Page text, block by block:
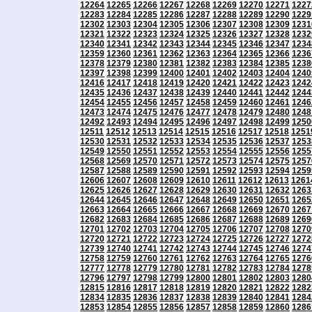
12264 12265 12266 12267 12268 12269 12270 12271
12283 12284 12285 12286 12287 12288 12289 12290
12302 12303 12304 12305 12306 12307 12308 12309
12321 12322 12323 12324 12325 12326 12327 12328
12340 12341 12342 12343 12344 12345 12346 12347
12359 12360 12361 12362 12363 12364 12365 12366
12378 12379 12380 12381 12382 12383 12384 12385
12397 12398 12399 12400 12401 12402 12403 12404
12416 12417 12418 12419 12420 12421 12422 12423
12435 12436 12437 12438 12439 12440 12441 12442
12454 12455 12456 12457 12458 12459 12460 12461
12473 12474 12475 12476 12477 12478 12479 12480
12492 12493 12494 12495 12496 12497 12498 12499
12511 12512 12513 12514 12515 12516 12517 12518
12530 12531 12532 12533 12534 12535 12536 12537
12549 12550 12551 12552 12553 12554 12555 12556
12568 12569 12570 12571 12572 12573 12574 12575
12587 12588 12589 12590 12591 12592 12593 12594
12606 12607 12608 12609 12610 12611 12612 12613
12625 12626 12627 12628 12629 12630 12631 12632
12644 12645 12646 12647 12648 12649 12650 12651
12663 12664 12665 12666 12667 12668 12669 12670
12682 12683 12684 12685 12686 12687 12688 12689
12701 12702 12703 12704 12705 12706 12707 12708
12720 12721 12722 12723 12724 12725 12726 12727
12739 12740 12741 12742 12743 12744 12745 12746
12758 12759 12760 12761 12762 12763 12764 12765
12777 12778 12779 12780 12781 12782 12783 12784
12796 12797 12798 12799 12800 12801 12802 12803
12815 12816 12817 12818 12819 12820 12821 12822
12834 12835 12836 12837 12838 12839 12840 12841
12853 12854 12855 12856 12857 12858 12859 12860